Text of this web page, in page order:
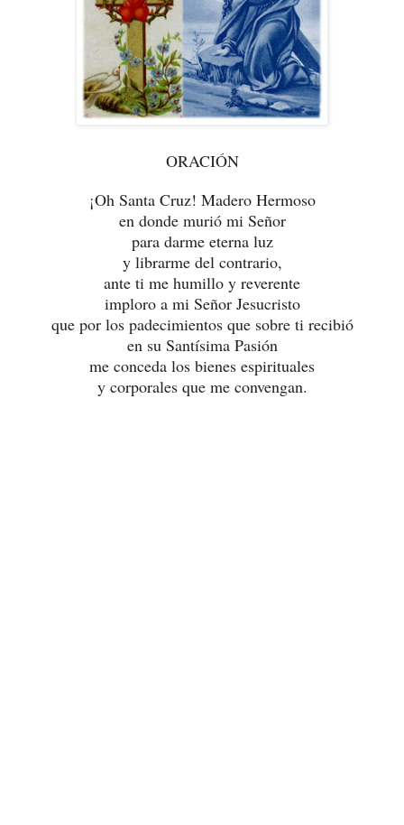
ORACIÓN
¡Oh Santa Cruz! Madero Hermoso
en donde murió mi Señor
para darme eterna luz
y librarme del contrario,
ante ti me humillo y reverente
imploro a mi Señor Jesucristo
que por los padecimientos que sobre ti recibió
en su Santísima Pasión
me conceda los bienes espirituales
y corporales que me convengan.